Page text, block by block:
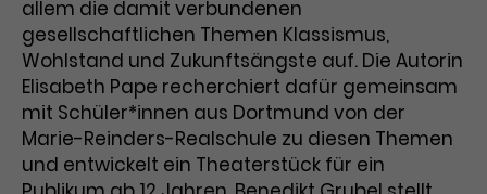
allem die damit verbundenen
gesellschaftlichen Themen Klassismus,
Wohlstand und Zukunftsängste auf. Die Autorin
Elisabeth Pape recherchiert dafür gemeinsam
mit Schüler*innen aus Dortmund von der
Marie-Reinders-Realschule zu diesen Themen
und entwickelt ein Theaterstück für ein